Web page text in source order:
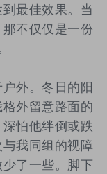
最佳效果。当
不仅仅是一份
外。冬日的阳
外留意路面的
怕他绊倒或跌
我同组的视障
了一些。脚下